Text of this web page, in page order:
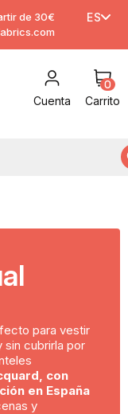
de 30€
ES
Cuenta
0
Carrito
para vestir
sin cubrirla por
con
en España
y